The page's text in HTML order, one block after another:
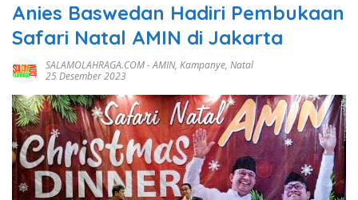
Anies Baswedan Hadiri Pembukaan
Safari Natal AMIN di Jakarta
SALAMOLAHRAGA.COM-AMIN, Kampanye, Natal
25 Desember 2023